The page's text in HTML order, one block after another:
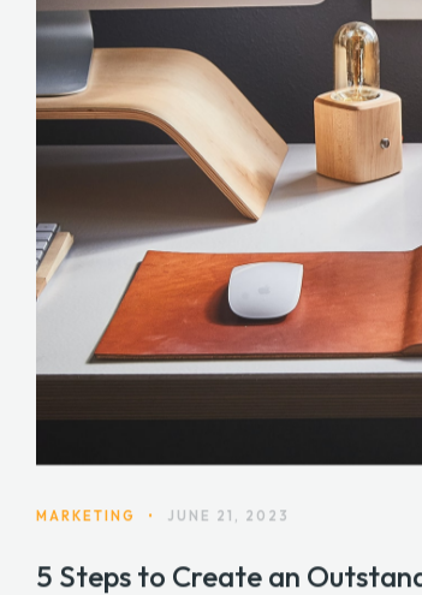
MARKETING • JUNE 21, 2023
5 Steps to Create an